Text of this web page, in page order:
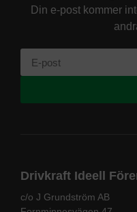
Din e-post kommer
Drivkraft Ideell
c/o J Grundström AB